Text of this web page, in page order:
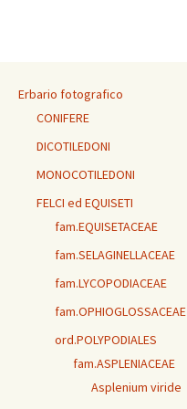
Erbario fotografico
CONIFERE
DICOTILEDONI
MONOCOTILEDONI
FELCI ed EQUISETI
fam.EQUISETACEAE
fam.SELAGINELLACEAE
fam.LYCOPODIACEAE
fam.OPHIOGLOSSACEAE
ord.POLYPODIALES
fam.ASPLENIACEAE
Asplenium viride